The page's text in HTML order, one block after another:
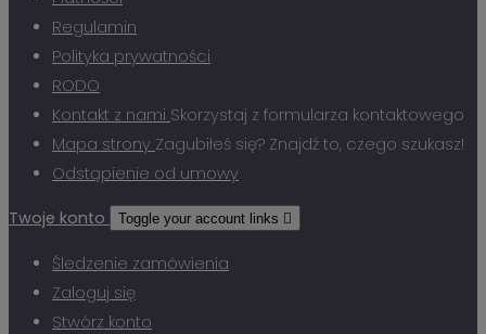
Regulamin
Polityka prywatności
RODO
Kontakt z nami Skorzystaj z formularza kontaktowego
Mapa strony Zagubiłeś się? Znajdź to, czego szukasz!
Odstąpienie od umowy
Twoje konto Toggle your account links 
Śledzenie zamówienia
Zaloguj się
Stwórz konto